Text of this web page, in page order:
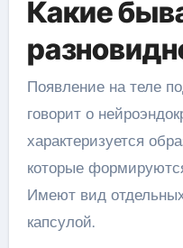
Какие
Появление на теле
говорит о
характеризуется
которые
Имеют вид
капсулой.